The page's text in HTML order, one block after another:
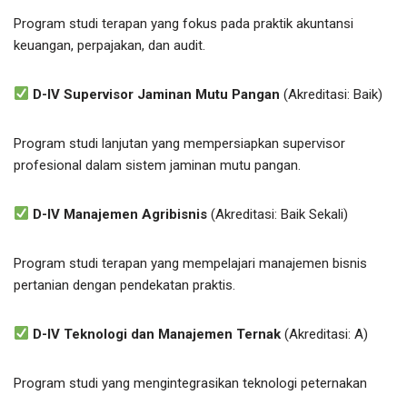
Program studi terapan yang fokus pada praktik akuntansi
keuangan, perpajakan, dan audit.
D-IV Supervisor Jaminan Mutu Pangan (Akreditasi: Baik)
Program studi lanjutan yang mempersiapkan supervisor
profesional dalam sistem jaminan mutu pangan.
D-IV Manajemen Agribisnis (Akreditasi: Baik Sekali)
Program studi terapan yang mempelajari manajemen bisnis
pertanian dengan pendekatan praktis.
D-IV Teknologi dan Manajemen Ternak (Akreditasi: A)
Program studi yang mengintegrasikan teknologi peternakan